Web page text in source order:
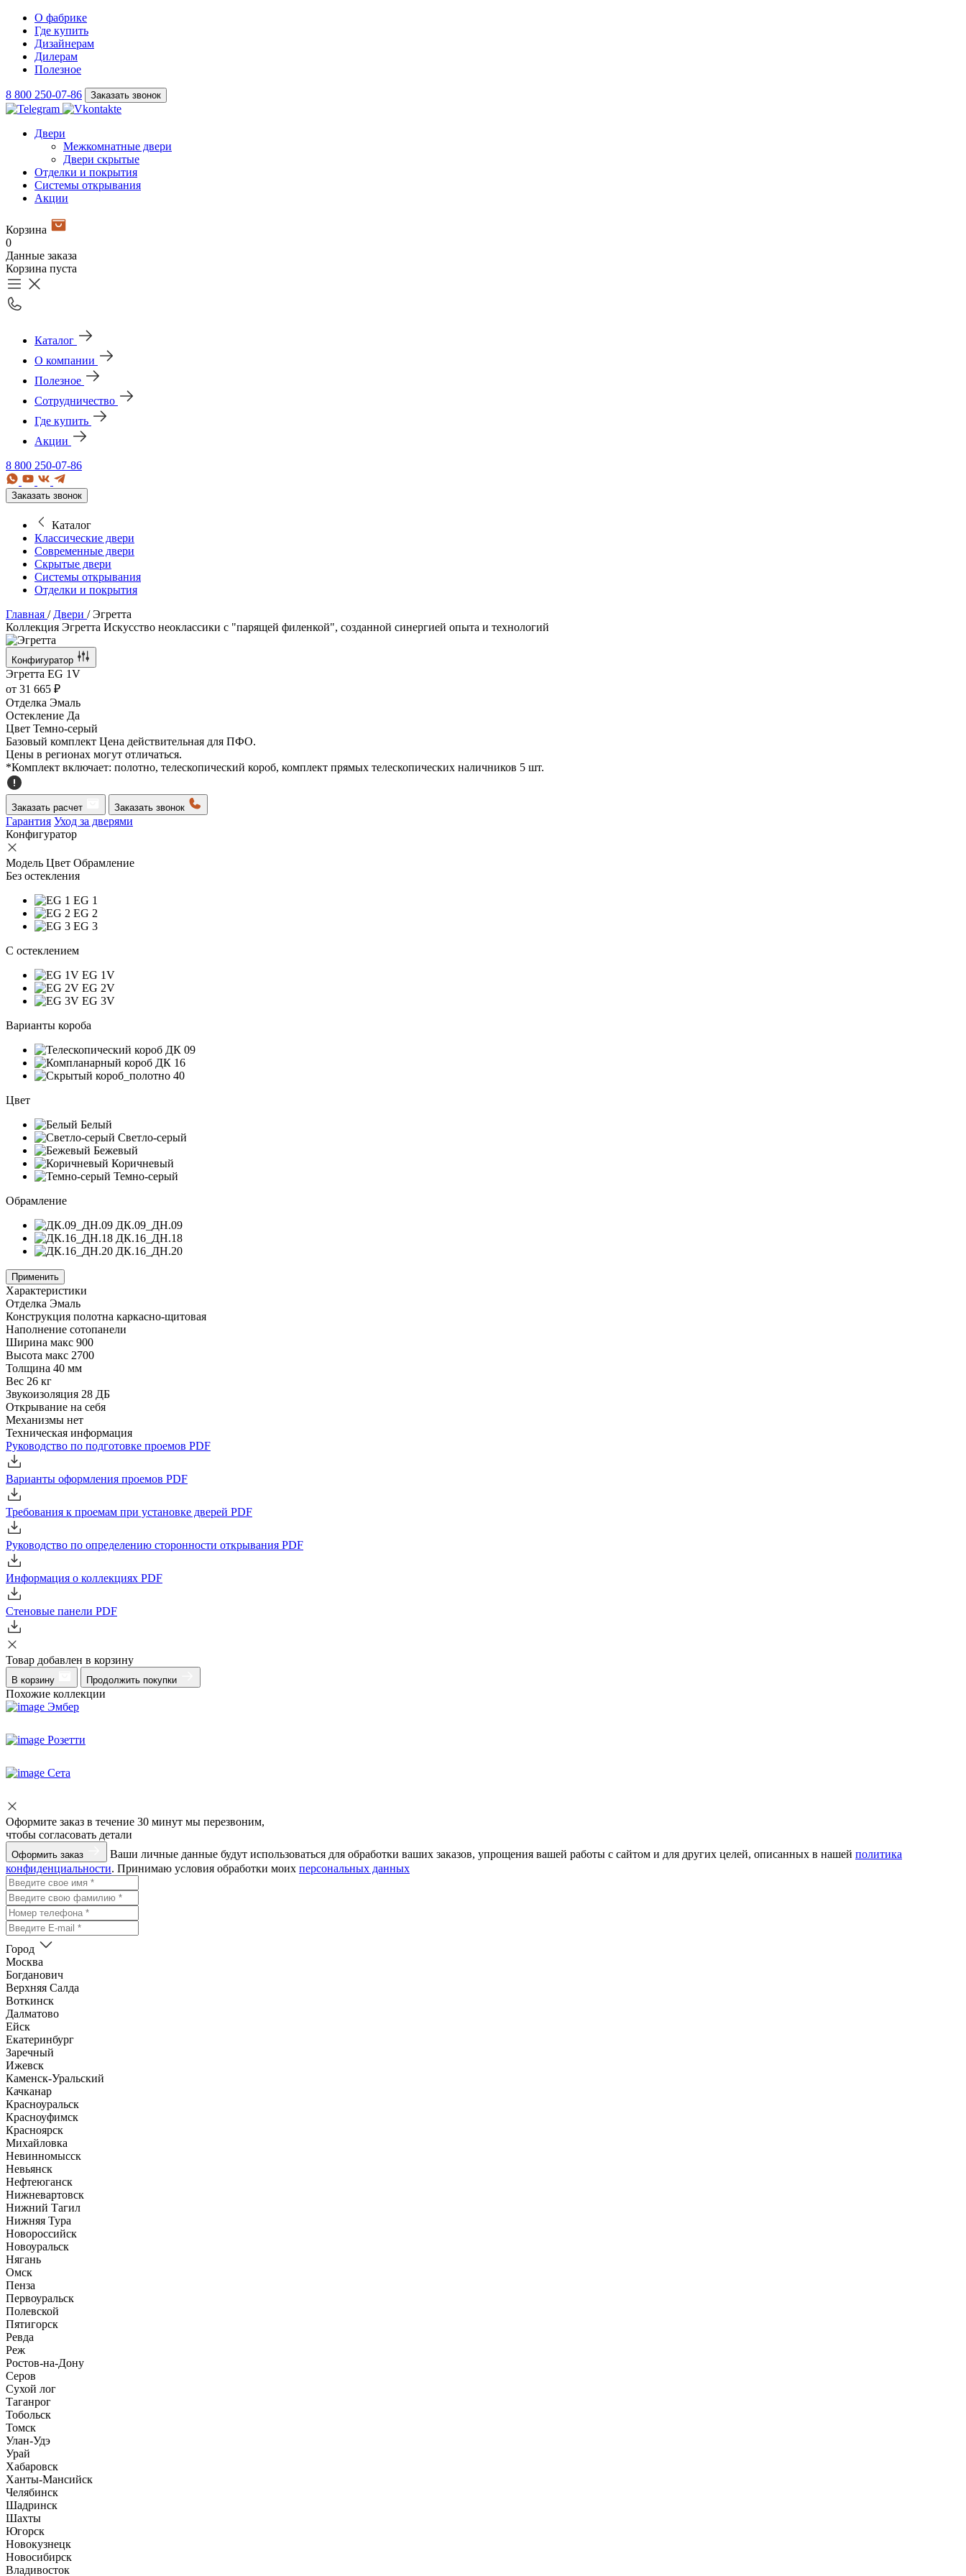
О фабрике
Где купить
Дизайнерам
Дилерам
Полезное
8 800 250-07-86 Заказать звонок
Двери
Межкомнатные двери
Двери скрытые
Отделки и покрытия
Системы открывания
Акции
Корзина
0
Данные заказа
Корзина пуста
Каталог
О компании
Полезное
Сотрудничество
Где купить
Акции
8 800 250-07-86
Заказать звонок
Каталог
Классические двери
Современные двери
Скрытые двери
Системы открывания
Отделки и покрытия
Главная / Двери / Эгретта
Коллекция Эгретта Искусство неоклассики с "парящей филенкой", созданной синергией опыта и технологий
Конфигуратор
Эгретта EG 1V
от 31 665 ₽
Отделка Эмаль
Остекление Да
Цвет Темно-серый
Базовый комплект Цена действительная для ПФО.
Цены в регионах могут отличаться.
*Комплект включает: полотно, телескопический короб, комплект прямых телескопических наличников 5 шт.
Заказать расчет Заказать звонок
Гарантия Уход за дверями
Конфигуратор
Модель Цвет Обрамление
Без остекления
EG 1
EG 2
EG 3
C остеклением
EG 1V
EG 2V
EG 3V
Варианты короба
Цвет
Белый
Светло-серый
Бежевый
Коричневый
Темно-серый
Обрамление
ДК.09_ДН.09
ДК.16_ДН.18
ДК.16_ДН.20
Применить
Характеристики
Отделка Эмаль
Конструкция полотна каркасно-щитовая
Наполнение сотопанели
Ширина макс 900
Высота макс 2700
Толщина 40 мм
Вес 26 кг
Звукоизоляция 28 ДБ
Открывание на себя
Механизмы нет
Техническая информация
Руководство по подготовке проемов PDF
Варианты оформления проемов PDF
Требования к проемам при установке дверей PDF
Руководство по определению сторонности открывания PDF
Информация о коллекциях PDF
Стеновые панели PDF
Товар добавлен в корзину
В корзину Продолжить покупки
Похожие коллекции
Эмбер
Розетти
Сета
Оформите заказ в течение 30 минут мы перезвоним,
чтобы согласовать детали
Оформить заказ Ваши личные данные будут использоваться для обработки ваших заказов, упрощения вашей работы с сайтом и для других целей, описанных в нашей политика
конфиденциальности. Принимаю условия обработки моих персональных данных
Город
Москва
Богданович
Верхняя Салда
Воткинск
Далматово
Ейск
Екатеринбург
Заречный
Ижевск
Каменск-Уральский
Качканар
Красноуральск
Красноуфимск
Красноярск
Михайловка
Невинномысск
Невьянск
Нефтеюганск
Нижневартовск
Нижний Тагил
Нижняя Тура
Новороссийск
Новоуральск
Нягань
Омск
Пенза
Первоуральск
Полевской
Пятигорск
Ревда
Реж
Ростов-на-Дону
Серов
Сухой лог
Таганрог
Тобольск
Томск
Улан-Удэ
Урай
Хабаровск
Ханты-Мансийск
Челябинск
Шадринск
Шахты
Югорск
Новокузнецк
Новосибирск
Владивосток